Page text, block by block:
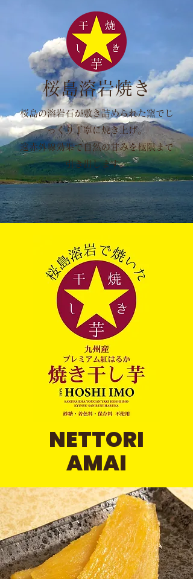
桜島溶岩焼き
桜島の溶岩石が敷き詰められた窯でじ
っくり丁寧に焼き上げ。
遠赤外線効果で自然の甘みを極限まで
引き出します。
NETTORI
AMAI